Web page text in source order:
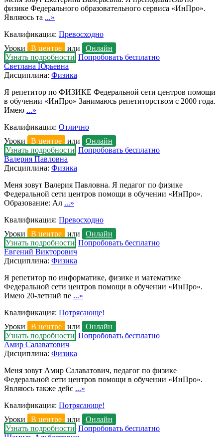
физике Федерального образовательного сервиса «ИнПро».
Являюсь та ...»
Квалификация: Превосходно
Уроки
В центре или
Онлайн
Узнать подробности Попробовать бесплатно
Светлана Юрьевна
Дисциплина: Физика
Я репетитор по ФИЗИКЕ Федеральной сети центров помощи
в обучении «ИнПро» Занимаюсь репетиторством с 2000 года.
Имею ...»
Квалификация: Отлично
Уроки
В центре или
Онлайн
Узнать подробности Попробовать бесплатно
Валерия Павловна
Дисциплина: Физика
Меня зовут Валерия Павловна. Я педагог по физике
Федеральной сети центров помощи в обучении «ИнПро».
Образование: Ал ...»
Квалификация: Превосходно
Уроки
В центре или
Онлайн
Узнать подробности Попробовать бесплатно
Евгений Викторович
Дисциплина: Физика
Я репетитор по информатике, физике и математике
Федеральной сети центров помощи в обучении «ИнПро».
Имею 20-летний пе ...»
Квалификация: Потрясающе!
Уроки
В центре или
Онлайн
Узнать подробности Попробовать бесплатно
Амир Салаватович
Дисциплина: Физика
Меня зовут Амир Салаватович, педагог по физике
Федеральной сети центров помощи в обучении «ИнПро».
Являюсь также дейс ...»
Квалификация: Потрясающе!
Уроки
В центре или
Онлайн
Узнать подробности Попробовать бесплатно